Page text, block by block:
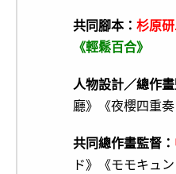
共同腳本： 杉原
《輕鬆百合》
人物設計／總作畫
廳》《夜櫻四重奏
共同總作畫監督：
ド》《モモキュン